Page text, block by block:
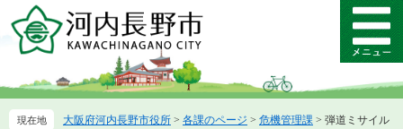
ー
先
ニ
を
メ
ニ
ー
大阪府河内長野市役所 > 各課のページ > 危機管理課 > 弾道ミサイル